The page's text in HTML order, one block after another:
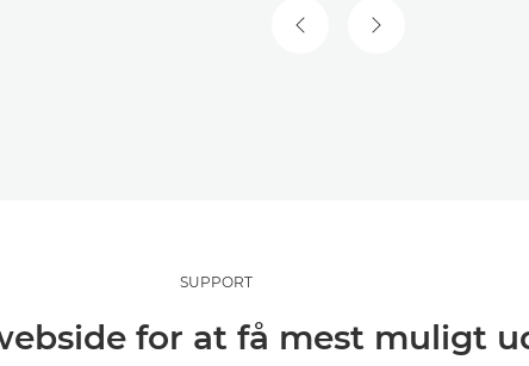
FORRIGE SLIDENÆSTE SLIDE
SUPPORT
for at få mest muligt